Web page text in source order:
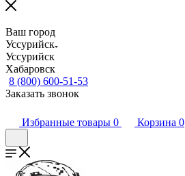
Ваш город
Уссурийск
Уссурийск
Хабаровск
8 (800) 600-51-53
Заказать звонок
Избранные товары 0 Корзина 0